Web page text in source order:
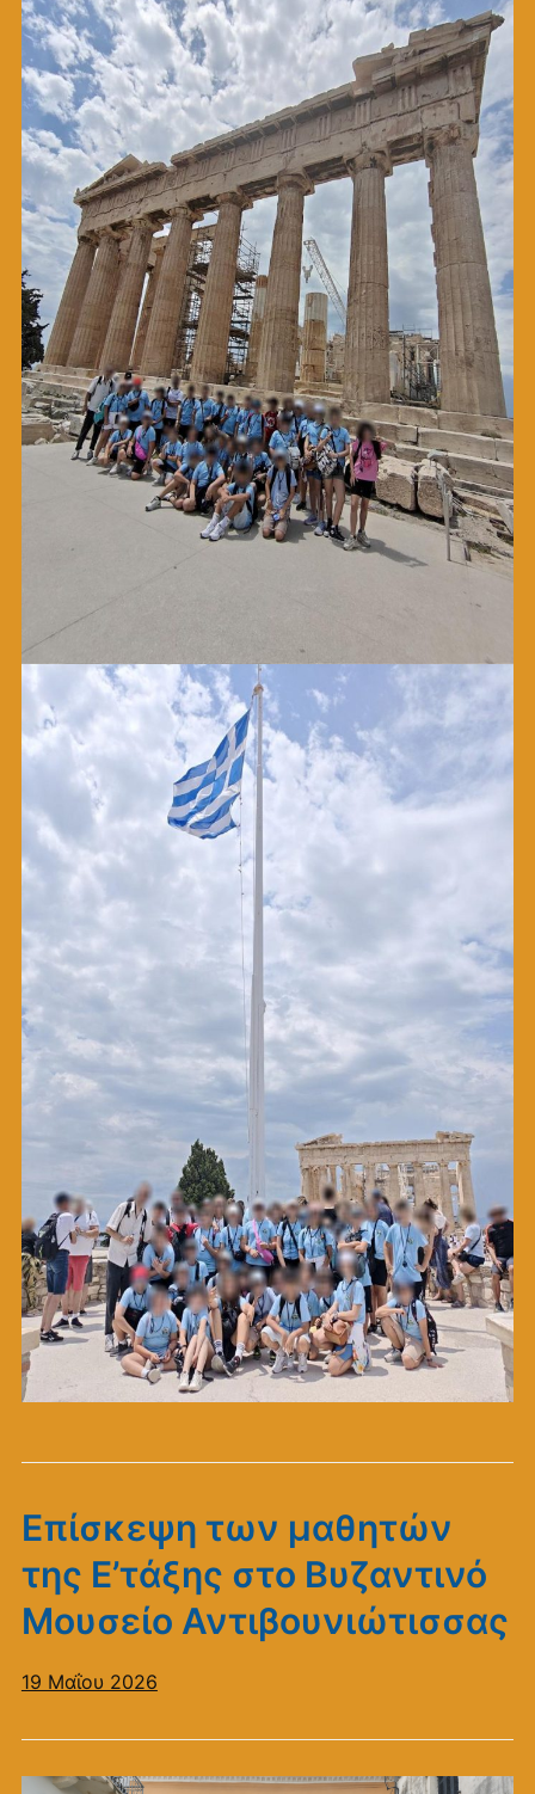
Επίσκεψη των μαθητών
της Ε’τάξης στο Βυζαντινό
Μουσείο Αντιβουνιώτισσας
19 Μαΐου 2026